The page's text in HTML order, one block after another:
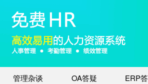
管理杂谈 OA答疑 ERP